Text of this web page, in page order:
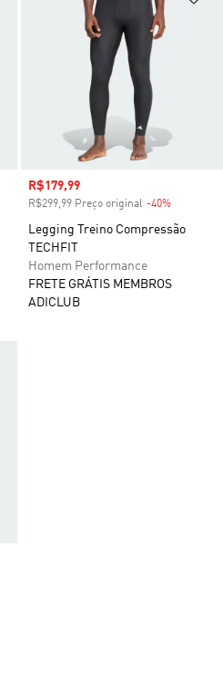
Preço com desconto
R$179,99
R$299,99 Preço original -40%
Legging Treino Compressão
TECHFIT
Homem Performance
FRETE GRÁTIS MEMBROS
ADICLUB